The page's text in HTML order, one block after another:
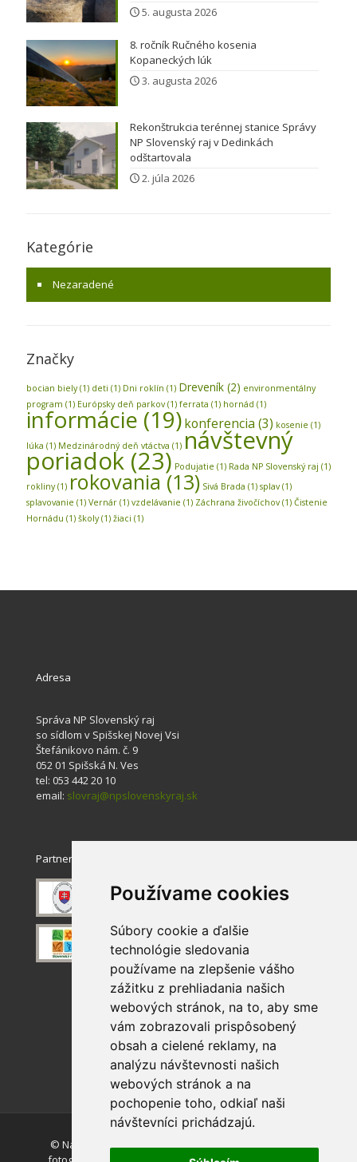
Používame cookies
Súbory cookie a ďalšie
technológie sledovania
používame na zlepšenie vášho
zážitku z prehliadania našich
webových stránok, na to, aby sme
vám zobrazovali prispôsobený
obsah a cielené reklamy, na
analýzu návštevnosti našich
webových stránok a na
pochopenie toho, odkiaľ naši
návštevníci prichádzajú.
5. augusta 2026
8. ročník Ručného kosenia
Kopaneckých lúk
3. augusta 2026
Rekonštrukcia terénnej stanice Správy
NP Slovenský raj v Dedinkách
odštartovala
2. júla 2026
Kategórie
Nezaradené
Značky
bocian biely(1) deti (1) Dni roklín (1) Dreveník (2) environmentálny
program (1) Európsky deň parkov(1) ferrata (1) hornád (1)
informácie (19)konferencia (3) kosenie (1)
lúka (1) Medzinárodný deň vtáctva (1) návštevný
poriadok (23) Podujatie (1) Rada NP Slovenský raj (1)
rokliny(1) rokovania (13) Sivá Brada (1) splav(1)
splavovanie (1) Vernár (1) vzdelávanie (1) Záchrana živočíchov(1) Čistenie
Hornádu (1) školy(1) žiaci (1)
Adresa
Správa NP Slovenský raj
so sídlom v Spišskej Novej Vsi
Štefánikovo nám. č. 9
052 01 Spišská N. Ves
tel: 053 442 20 10
email: slovraj@npslovenskyraj.sk
Partneri
© Národný park Slovenský raj. Akékoľvek používanie